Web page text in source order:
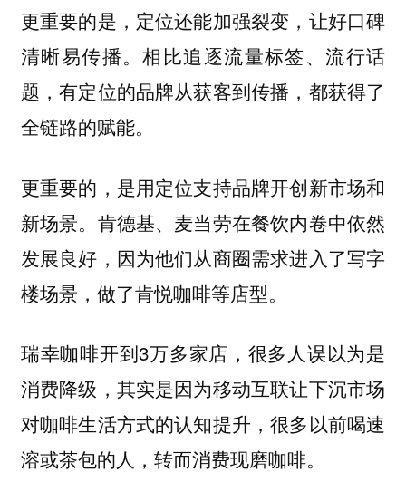
更重要的是，定位还能加强裂变，让好口碑
清晰易传播。相比追逐流量标签、流行话
题，有定位的品牌从获客到传播，都获得了
全链路的赋能。
更重要的，是用定位支持品牌开创新市场和
新场景。肯德基、麦当劳在餐饮内卷中依然
发展良好，因为他们从商圈需求进入了写字
楼场景，做了肯悦咖啡等店型。
瑞幸咖啡开到3万多家店，很多人误以为是
消费降级，其实是因为移动互联让下沉市场
对咖啡生活方式的认知提升，很多以前喝速
溶或茶包的人，转而消费现磨咖啡。